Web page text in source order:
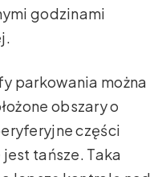
godzinami
parkowania można
obszary o
części
tańsze. Taka